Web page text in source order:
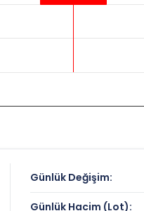
Günlük Değişim:
Günlük Hacim (Lot):